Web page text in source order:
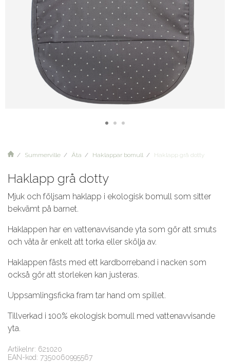
Summerville Äta Haklappar bomull Haklapp grå dotty
Haklapp grå dotty
Mjuk och följsam haklapp i ekologisk bomull som sitter
bekvämt på barnet.
Haklappen har en vattenavvisande yta som gör att smuts
och väta är enkelt att torka eller skölja av.
Haklappen fästs med ett kardborreband i nacken som
också gör att storleken kan justeras.
Uppsamlingsficka fram tar hand om spillet.
Tillverkad i 100% ekologisk bomull med vattenavvisande
yta.
Artikelnr: 621020
EAN-kod: 7350060995567